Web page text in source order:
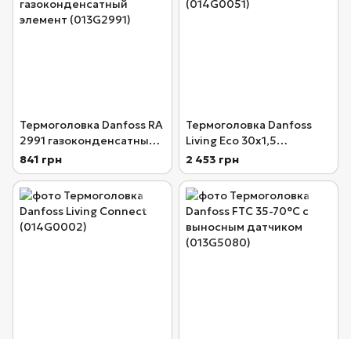
Термоголовка Danfoss RA
2991 газоконденсатный
элемент (013G2991)
841 грн
Термоголовка Danfoss
Living Eco 30x1,5
(014G0051)
2 453 грн